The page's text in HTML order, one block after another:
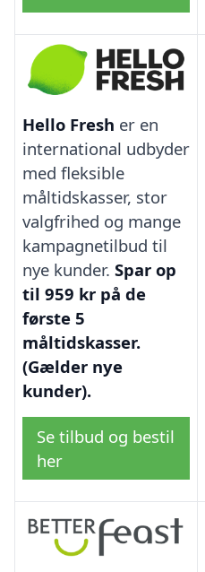
Hello Fresh er en
international udbyder
med fleksible
måltidskasser, stor
valgfrihed og mange
kampagnetilbud til
nye kunder. Spar op
til 959 kr på de
første 5
måltidskasser.
(Gælder nye
kunder).
Se tilbud og bestil
her